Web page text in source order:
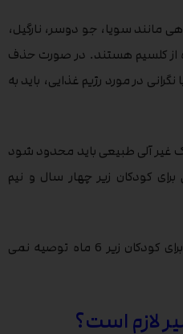
مانند سویا، جو دوسر، نارگیل،
از کلسیم هستند. در صورت حذف
در مورد رژیم غذایی، باید به
غیر آلی طبیعی باید محدود شود
کودکان زیر چهار سال و نیم
شیر سویا بدون لاکتوز است اما برای کودکان زیر 6 ماه توصیه نمی
لازم است؟